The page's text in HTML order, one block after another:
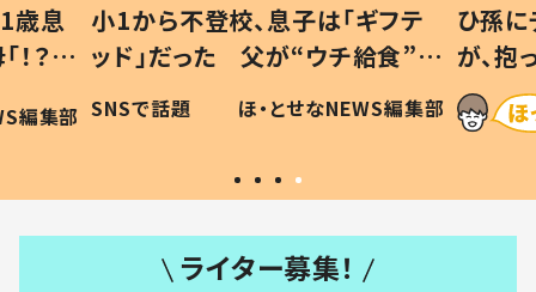
歳息
？」
編集部
小1から不登校、息子は「ギフテ
ッド」だった 父が“ウチ給食”を
作り続ける理由とは #令和の親
#令和の子
SNSで話題 ほ・とせなNEWS編集部
ひ孫
が、
「涙が
い」
ライター募集！